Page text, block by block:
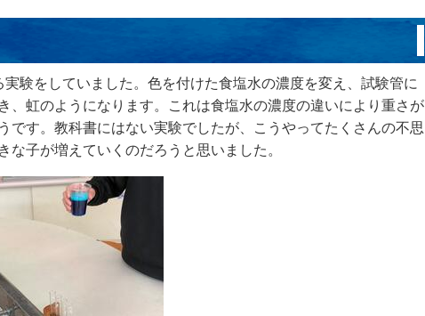
験をしていました。色を付けた食塩水の濃度を変え、試験管に
、虹のようになります。これは食塩水の濃度の違いにより重さが
です。教科書にはない実験でしたが、こうやってたくさんの不思
な子が増えていくのだろうと思いました。